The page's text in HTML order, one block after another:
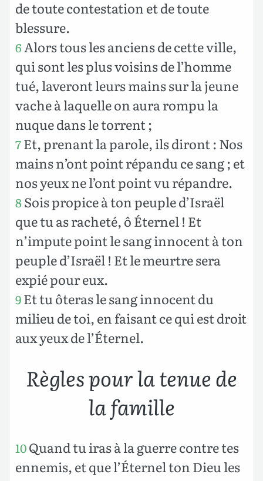
de toute contestation et de toute
blessure.
6Alors tous les anciens de cette ville,
qui sont les plus voisins de l’homme
tué, laveront leurs mains sur la jeune
vache à laquelle on aura rompu la
nuque dans le torrent ;
7Et, prenant la parole, ils diront : Nos
mains n’ont point répandu ce sang ; et
nos yeux ne l’ont point vu répandre.
8Sois propice à ton peuple d’Israël
que tu as racheté, ô Éternel ! Et
n’impute point le sang innocent à ton
peuple d’Israël ! Et le meurtre sera
expié pour eux.
9Et tu ôteras le sang innocent du
milieu de toi, en faisant ce qui est droit
aux yeux de l’Éternel.
Règles pour la tenue de
la famille
10Quand tu iras à la guerre contre tes
ennemis, et que l’Éternel ton Dieu les